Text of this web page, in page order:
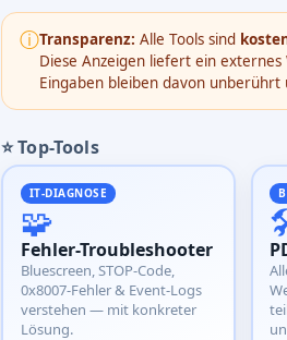
ⓘTransparenz: Alle Tools sind
Diese Anzeigen liefert ein
Eingaben bleiben davon
⭐ Top-Tools
IT-DIAGNOSE
🧩
Fehler-Troubleshooter
Bluescreen, STOP-Code,
0x8007-Fehler & Event-Logs
verstehen — mit konkreter
Lösung.